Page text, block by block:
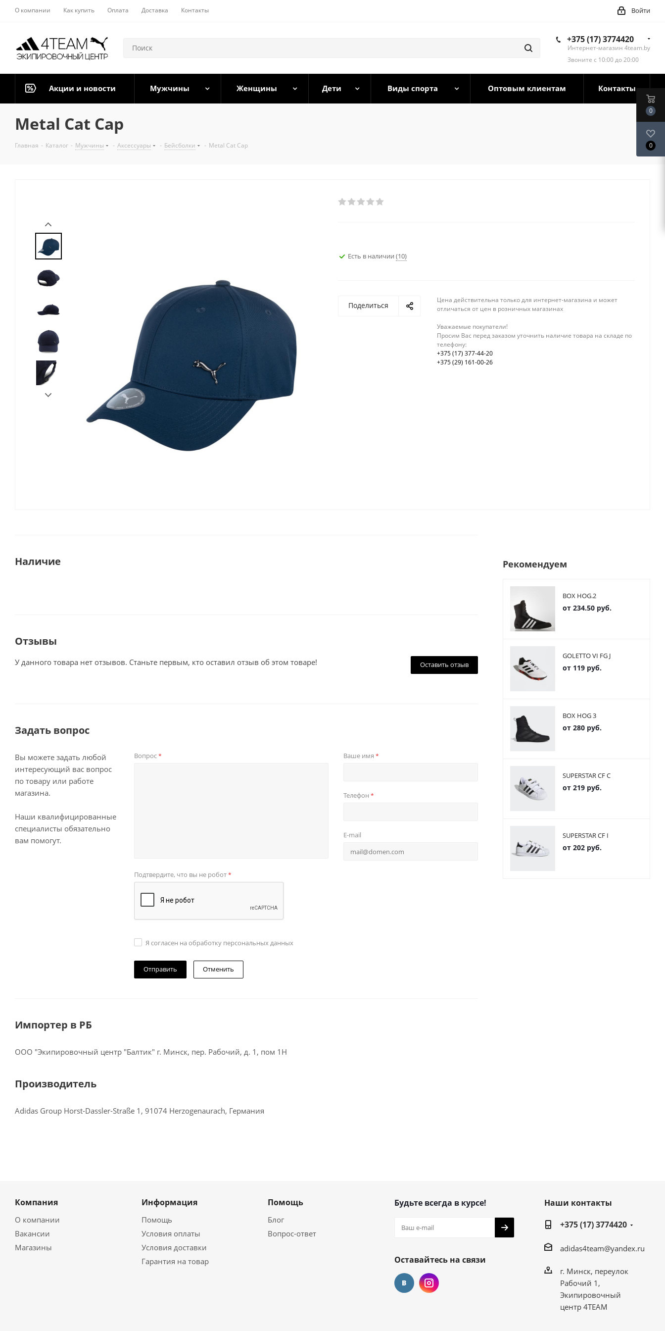
О компании Как купить Оплата Доставка Контакты Войти
+375 (17) 3774420
Интернет-магазин 4team.by
Звоните с 10:00 до 20:00
Акции и новости Мужчины Женщины Дети Виды спорта Оптовым клиентам Контакты
Metal Cat Cap
Главная - Каталог - Мужчины - Аксессуары - Бейсболки - Metal Cat Cap
Есть в наличии (10)
Поделиться
Цена действительна только для интернет-магазина и может
отличаться от цен в розничных магазинах
Уважаемые покупатели!
Просим Вас перед заказом уточнить наличие товара на складе по
телефону:
+375 (17) 377-44-20
+375 (29) 161-00-26
Наличие
Отзывы
Оставить отзыв
У данного товара нет отзывов. Станьте первым, кто оставил отзыв об этом товаре!
Задать вопрос
Вы можете задать любой
интересующий вас вопрос
по товару или работе
магазина.
Наши квалифицированные
специалисты обязательно
вам помогут.
Вопрос* Ваше имя *
Телефон *
E-mail
Подтвердите, что вы не робот*
Я согласен на обработку персональных данных
Отменить
Импортер в РБ
ООО "Экипировочный центр "Балтик" г. Минск, пер. Рабочий, д. 1, пом 1Н
Производитель
Adidas Group Horst-Dassler-Straße 1, 91074 Herzogenaurach, Германия
Рекомендуем
BOX HOG.2
от 234.50 руб.
GOLETTO VI FG J
от 119 руб.
BOX HOG 3
от 280 руб.
SUPERSTAR CF C
от 219 руб.
SUPERSTAR CF I
от 202 руб.
Компания
О компании
Вакансии
Магазины
Информация
Помощь
Условия оплаты
Условия доставки
Гарантия на товар
Помощь
Блог
Вопрос-ответ
Будьте всегда в курсе!
Оставайтесь на связи
Наши контакты
+375 (17) 3774420
adidas4team@yandex.ru
г. Минск, переулок
Рабочий 1,
Экипировочный
центр 4TEAM
0
0